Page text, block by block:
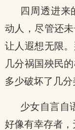
四周透进来
动人，尽管还
让人遐想无限
几分祸国殃民
多少破坏了几分
少女自言自
好像有幸存者